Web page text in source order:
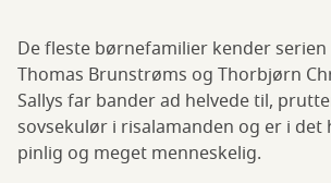
De fleste børnefamilier kender serien
Thomas Brunstrøms og Thorbjørn
Sallys far bander ad helvede til,
sovsekulør i risalamanden og er i det
pinlig og meget menneskelig.